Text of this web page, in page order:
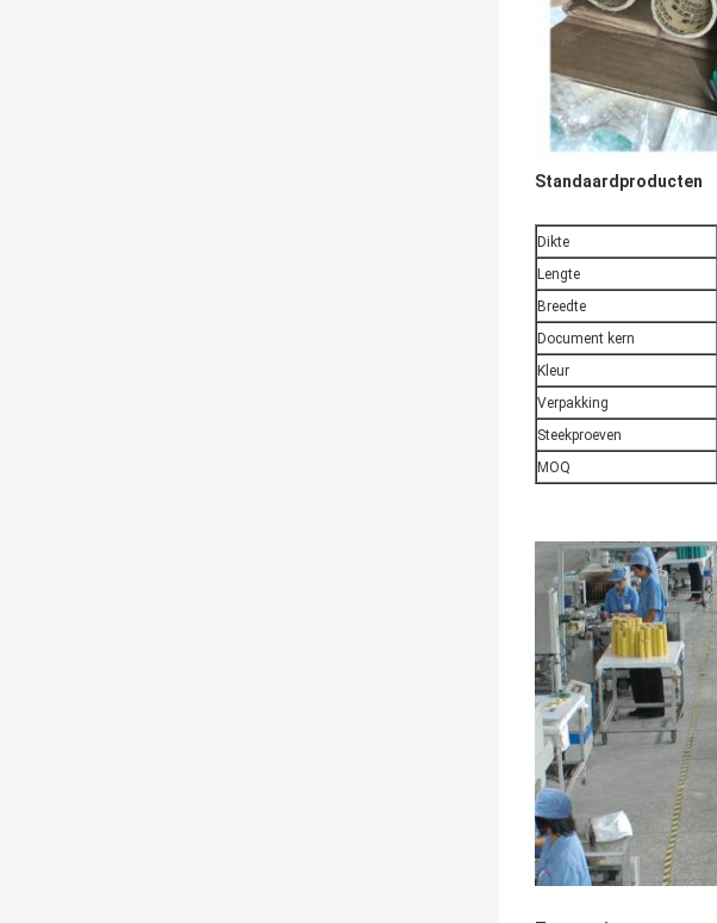
Standaardproducten
Dikte
Lengte
Breedte
Document kern
Kleur
Verpakking
Steekproeven
MOQ